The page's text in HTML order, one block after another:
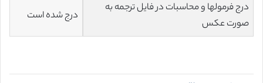
درج فرمولها و محاسبات در فایل ترجمه به
صورت عکس
درج شده است